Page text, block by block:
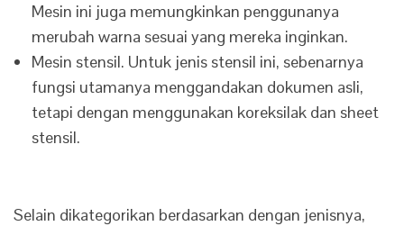
Mesin ini juga memungkinkan penggunanya
merubah warna sesuai yang mereka inginkan.
Mesin stensil. Untuk jenis stensil ini, sebenarnya
fungsi utamanya menggandakan dokumen asli,
tetapi dengan menggunakan koreksilak dan sheet
stensil.
Selain dikategorikan berdasarkan dengan jenisnya,